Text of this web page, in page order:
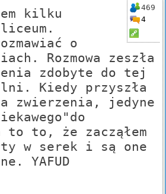
469
4
kilku
o
Rozmowa zeszła
zdobyte do tej
Kiedy przyszła
zwierzenia, jedyne
to to, że zacząłem
w serek i są one
YAFUD